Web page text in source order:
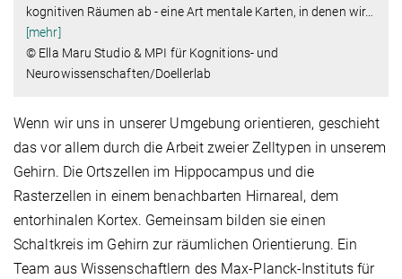
kognitiven Räumen ab - eine Art mentale Karten, in denen wir…
[mehr]
© Ella Maru Studio & MPI für Kognitions- und
Neurowissenschaften/Doellerlab
Wenn wir uns in unserer Umgebung orientieren, geschieht
das vor allem durch die Arbeit zweier Zelltypen in unserem
Gehirn. Die Ortszellen im Hippocampus und die
Rasterzellen in einem benachbarten Hirnareal, dem
entorhinalen Kortex. Gemeinsam bilden sie einen
Schaltkreis im Gehirn zur räumlichen Orientierung. Ein
Team aus Wissenschaftlern des Max-Planck-Instituts für